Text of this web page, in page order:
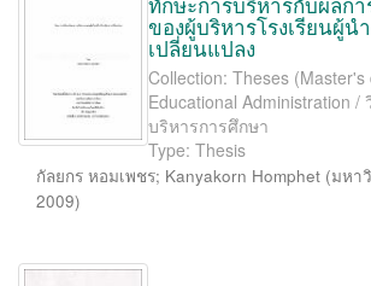
ของผู้บริหารโรงเรียนผู้น
เปลี่ยนแปลง
Collection: Theses (Master's
Educational Administration
บริหารการศึกษา
Type: Thesis
กัลยกร หอมเพชร; Kanyakorn Homphet (มหา
2009)